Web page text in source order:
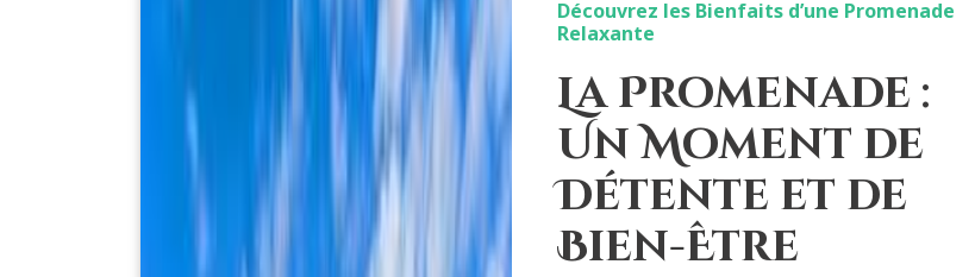
Découvrez les Bienfaits d’une Promenade
Relaxante
La Promenade :
Un Moment de
Détente et de
Bien-Être